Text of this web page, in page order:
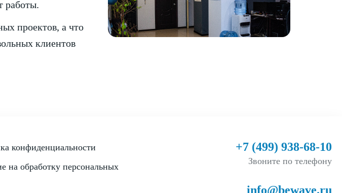
работы.
проектов, а что
клиентов
конфиденциальности
на обработку персональных
+7 (499) 938-68-10
Звоните по телефону
info@bewave.ru